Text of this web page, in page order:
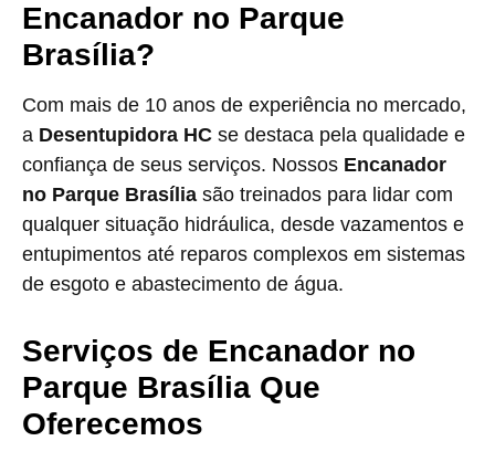
Encanador no Parque
Brasília?
Com mais de 10 anos de experiência no mercado,
a Desentupidora HC se destaca pela qualidade e
confiança de seus serviços. Nossos Encanador
no Parque Brasília são treinados para lidar com
qualquer situação hidráulica, desde vazamentos e
entupimentos até reparos complexos em sistemas
de esgoto e abastecimento de água.
Serviços de Encanador no
Parque Brasília Que
Oferecemos